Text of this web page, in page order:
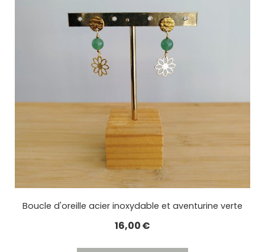
Boucle d'oreille acier inoxydable et aventurine verte
16,00€